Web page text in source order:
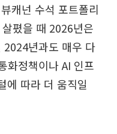
캐넌 수석 포트폴리
폈을 때 2026년은
년과도 매우 다
화정책이나 AI 인프
에 따라 더 움직일